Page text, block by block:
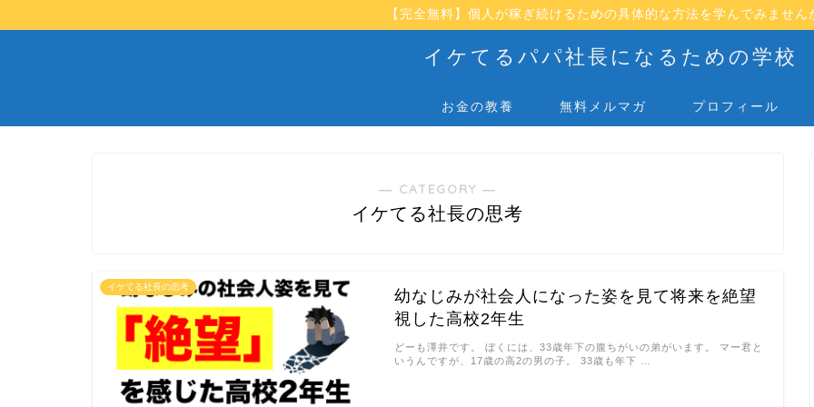
【完全無料】個人が稼ぎ続けるための具体的な方法を学んでみません
イケてるパパ社長になるための学校
お金の教養 無料メルマガ プロフィール
― CATEGORY ―
イケてる社長の思考
イケてる社長の思考
幼なじみが社会人になった姿を見て将来を絶望
視した高校2年生
どーも澤井です。 ぼくには、33歳年下の腹ちがいの弟がいます。 マー君と
いうんですが、17歳の高2の男の子。 33歳も年下 …